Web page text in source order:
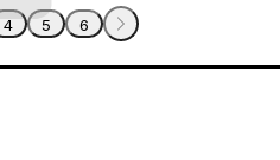
4 5 6